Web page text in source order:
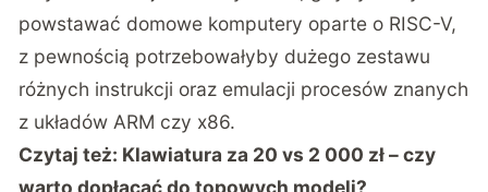
powstawać domowe komputery oparte o RISC-V,
z pewnością potrzebowałyby dużego zestawu
różnych instrukcji oraz emulacji procesów znanych
z układów ARM czy x86.
Czytaj też: Klawiatura za 20 vs 2 000 zł – czy
warto dopłacać do topowych modeli?